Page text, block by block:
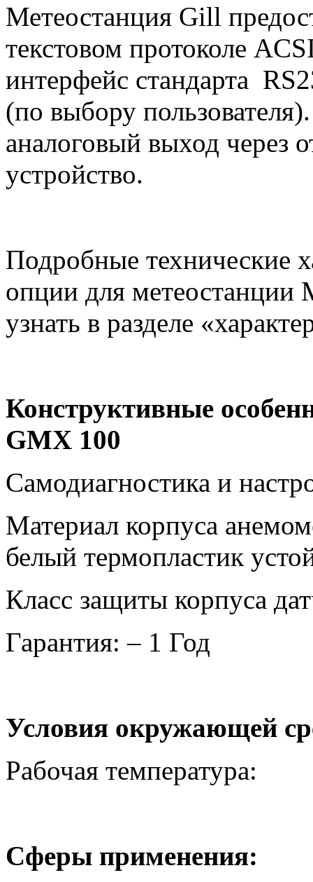
Метеостанция Gill
текстовом протоколе
интерфейс стандарта RS
(по выбору
аналоговый выход через
устройство.
Подробные технические
опции для метеостанции
узнать в разделе
Конструктивные
GMX 100
Самодиагностика и
Материал корпуса
белый термопластик
Класс защиты корпуса
Гарантия: – 1 Год
Условия окружающей
Рабочая
Сферы применения: